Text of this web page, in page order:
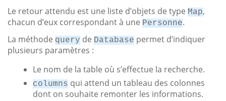
Le retour attendu est une liste d’objets de type Map,
chacun d’eux correspondant à une Personne.
La méthode query de Database permet d’indiquer
plusieurs paramètres :
Le nom de la table où s’effectue la recherche.
columns qui attend un tableau des colonnes
dont on souhaite remonter les informations.